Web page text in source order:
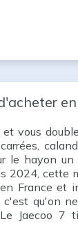
en
vous
le hayon
2024, cette
France et
c'est qu'on
Jaecoo 7